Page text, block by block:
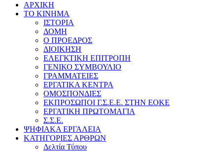
ΑΡΧΙΚΗ
ΤΟ ΚΙΝΗΜΑ
ΙΣΤΟΡΙΑ
ΔΟΜΗ
Ο ΠΡΟΕΔΡΟΣ
ΔΙΟΙΚΗΣΗ
ΕΛΕΓΚΤΙΚΗ ΕΠΙΤΡΟΠΗ
ΓΕΝΙΚΟ ΣΥΜΒΟΥΛΙΟ
ΓΡΑΜΜΑΤΕΙΕΣ
ΕΡΓΑΤΙΚΑ ΚΕΝΤΡΑ
ΟΜΟΣΠΟΝΔΙΕΣ
ΕΚΠΡΟΣΩΠΟΙ Γ.Σ.Ε.Ε. ΣΤΗΝ ΕΟΚΕ
ΕΡΓΑΤΙΚΗ ΠΡΩΤΟΜΑΓΙΑ
Σ.Σ.Ε.
ΨΗΦΙΑΚΑ ΕΡΓΑΛΕΙΑ
ΚΑΤΗΓΟΡΙΕΣ ΑΡΘΡΩΝ
Δελτία Τύπου